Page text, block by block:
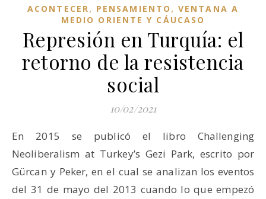
ACONTECER, PENSAMIENTO ,VENTANA A
MEDIO ORIENTE Y CÁUCASO
Represión en Turquía: el
retorno de la resistencia
social
10/02/2021
En 2015 se publicó el libro Challenging
Neoliberalism at Turkey’s Gezi Park, escrito por
Gürcan y Peker, en el cual se analizan los eventos
del 31 de mayo del 2013 cuando lo que empezó